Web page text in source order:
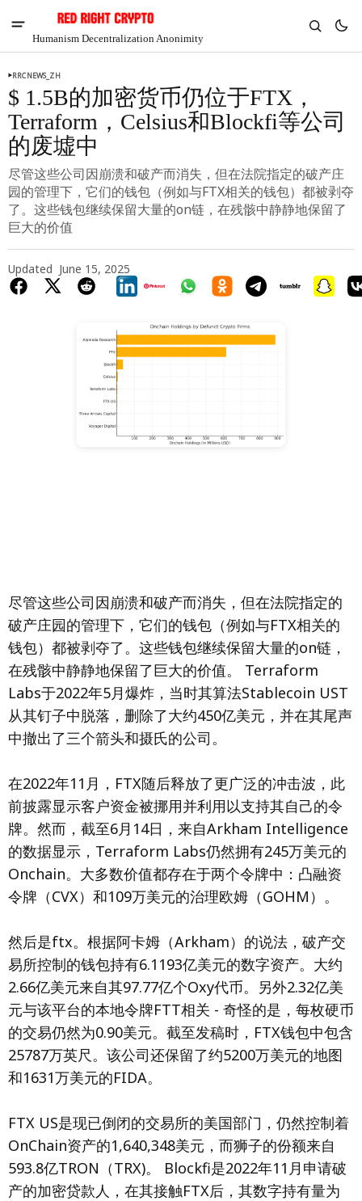
Humanism Decentralization Anonimity
Chia
RRCNEWS_ZH
$ 1.5B的加密货币仍位于FTX，
Terraform，Celsius和Blockfi等公司
的废墟中
尽管这些公司因崩溃和破产而消失，但在法院指定的破产庄
园的管理下，它们的钱包（例如与FTX相关的钱包）都被剥夺
了。这些钱包继续保留大量的on链，在残骸中静静地保留了
巨大的价值
Updated June 15, 2025
尽管这些公司因崩溃和破产而消失，但在法院指定的
破产庄园的管理下，它们的钱包（例如与FTX相关的
钱包）都被剥夺了。这些钱包继续保留大量的on链，
在残骸中静静地保留了巨大的价值。 Terraform
Labs于2022年5月爆炸，当时其算法Stablecoin UST
从其钉子中脱落，删除了大约450亿美元，并在其尾声
中撤出了三个箭头和摄氏的公司。
在2022年11月，FTX随后释放了更广泛的冲击波，此
前披露显示客户资金被挪用并利用以支持其自己的令
牌。然而，截至6月14日，来自Arkham Intelligence
的数据显示，Terraform Labs仍然拥有245万美元的
Onchain。大多数价值都存在于两个令牌中：凸融资
令牌（CVX）和109万美元的治理欧姆（GOHM）。
然后是ftx。根据阿卡姆（Arkham）的说法，破产​​交
易所控制的钱包持有6.1193亿美元的数字资产。大约
2.66亿美元来自其97.77亿个Oxy代币。另外2.32亿美
元与该平台的本地令牌FTT相关 - 奇怪的是，每枚硬币
的交易仍然为0.90美元。截至发稿时，FTX钱包中包含
25787万英尺。该公司还保留了约5200万美元的地图
和1631万美元的FIDA。
FTX US是现已倒闭的交易所的美国部门，仍然控制着
OnChain资产的1,640,348美元，而狮子的份额来自
593.8亿TRON（TRX)。 Blockfi是2022年11月申请破
产的加密贷款人，在其接触FTX后，其数字持有量为